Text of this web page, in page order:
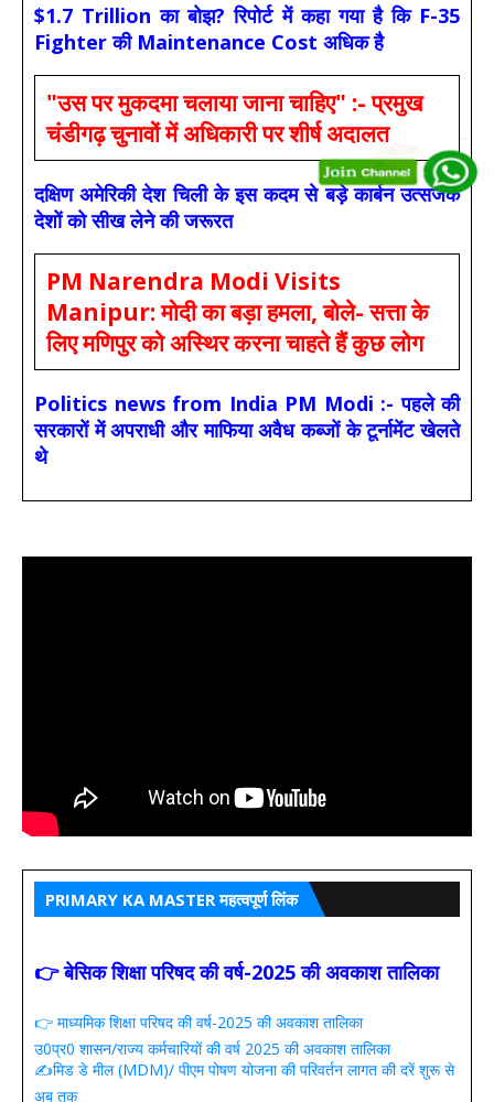
$1.7 Trillion का बोझ? रिपोर्ट में कहा गया है कि F-35
Fighter की Maintenance Cost अधिक है
"उस पर मुकदमा चलाया जाना चाहिए" :- प्रमुख
चंडीगढ़ चुनावों में अधिकारी पर शीर्ष अदालत
दक्षिण अमेरिकी देश चिली के इस कदम से बड़े कार्बन उत्सर्जक
देशों को सीख लेने की जरूरत
PM Narendra Modi Visits
Manipur: मोदी का बड़ा हमला, बोले- सत्ता के
लिए मणिपुर को अस्थिर करना चाहते हैं कुछ लोग
Politics news from India PM Modi :- पहले की
सरकारों में अपराधी और माफिया अवैध कब्जों के टूर्नामेंट खेलते
थे
PRIMARY KA MASTER महत्वपूर्ण लिंक
👉 बेसिक शिक्षा परिषद की वर्ष-2025 की अवकाश तालिका
👉 माध्यमिक शिक्षा परिषद की वर्ष-2025 की अवकाश तालिका
उ0प्र0 शासन/राज्य कर्मचारियों की वर्ष 2025 की अवकाश तालिका
✍️मिड डे मील (MDM)/ पीएम पोषण योजना की परिवर्तन लागत की दरें शुरू से
अब तक